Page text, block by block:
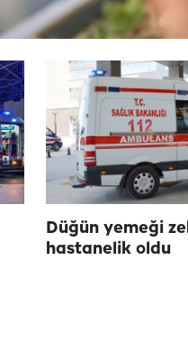
Düğün yemeği
hastanelik oldu